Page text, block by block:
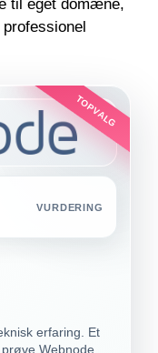
til eget domæne,
TOPVALG
VURDERING
erfaring. Et
Webnode